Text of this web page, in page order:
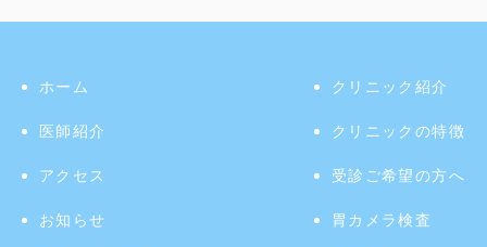
ホーム クリニック紹介
医師紹介 クリニックの特徴
アクセス 受診ご希望の方へ
お知らせ 胃カメラ検査